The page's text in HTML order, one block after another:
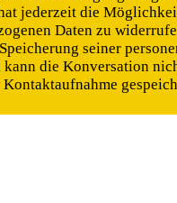
jederzeit die
Daten zu
seiner
kann die Konversation